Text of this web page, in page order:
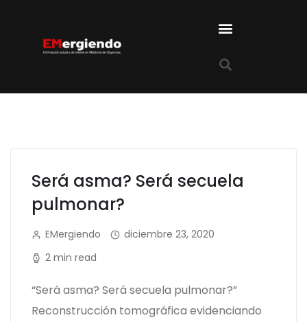
Será asma? Será secuela
pulmonar?
EMergiendo
diciembre 23, 2020
2 min read
“Será asma? Será secuela pulmonar?”
Reconstrucción tomográfica evidenciando